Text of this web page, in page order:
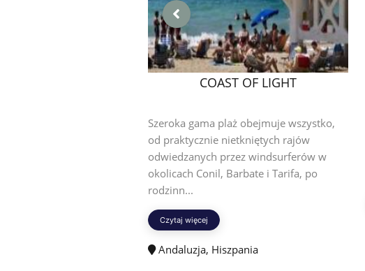
COAST OF LIGHT
Szeroka gama plaż obejmuje wszystko,
od praktycznie nietkniętych rajów
odwiedzanych przez windsurferów w
okolicach Conil, Barbate i Tarifa, po
rodzinn...
Czytaj więcej
Andaluzja, Hiszpania